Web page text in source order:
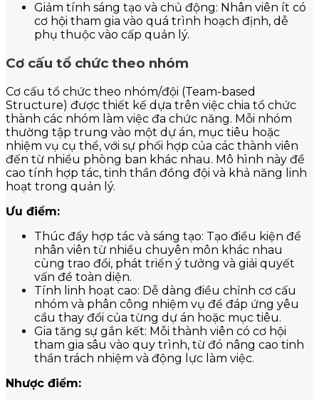
Giảm tính sáng tạo và chủ động: Nhân viên ít có
cơ hội tham gia vào quá trình hoạch định, dễ
phụ thuộc vào cấp quản lý.
Cơ cấu tổ chức theo nhóm
Cơ cấu tổ chức theo nhóm/đội (Team-based
Structure) được thiết kế dựa trên việc chia tổ chức
thành các nhóm làm việc đa chức năng. Mỗi nhóm
thường tập trung vào một dự án, mục tiêu hoặc
nhiệm vụ cụ thể, với sự phối hợp của các thành viên
đến từ nhiều phòng ban khác nhau. Mô hình này đề
cao tính hợp tác, tinh thần đồng đội và khả năng linh
hoạt trong quản lý.
Ưu điểm:
Thúc đẩy hợp tác và sáng tạo: Tạo điều kiện để
nhân viên từ nhiều chuyên môn khác nhau
cùng trao đổi, phát triển ý tưởng và giải quyết
vấn đề toàn diện.
Tính linh hoạt cao: Dễ dàng điều chỉnh cơ cấu
nhóm và phân công nhiệm vụ để đáp ứng yêu
cầu thay đổi của từng dự án hoặc mục tiêu.
Gia tăng sự gắn kết: Mỗi thành viên có cơ hội
tham gia sâu vào quy trình, từ đó nâng cao tinh
thần trách nhiệm và động lực làm việc.
Nhược điểm: